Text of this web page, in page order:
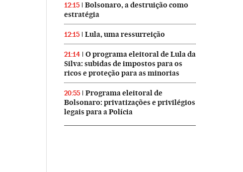
12:15
Bolsonaro, a destruição como
estratégia
12:15 Lula, uma ressurreição
21:14
O programa eleitoral de Lula da
Silva: subidas de impostos para os
ricos e proteção para as minorias
20:55
Programa eleitoral de
Bolsonaro: privatizações e privilégios
legais para a Polícia